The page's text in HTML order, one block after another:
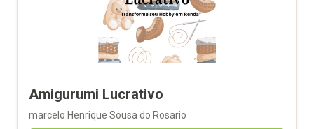
Amigurumi Lucrativo
marcelo Henrique Sousa do Rosario